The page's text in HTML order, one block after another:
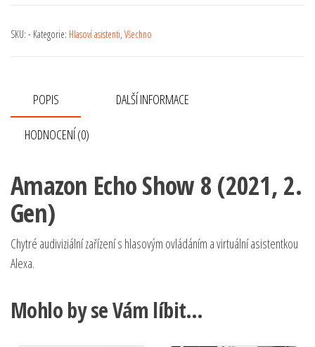
SKU: - Kategorie: Hlasoví asistenti, Všechno
POPIS DALŠÍ INFORMACE
HODNOCENÍ (0)
Amazon Echo Show 8 (2021, 2.
Gen)
Chytré audiviziální zařízení s hlasovým ovládáním a virtuální asistentkou
Alexa.
Mohlo by se Vám líbit…